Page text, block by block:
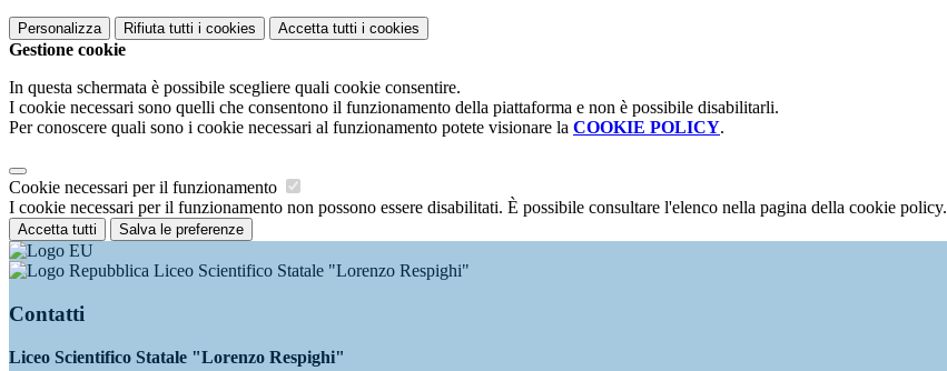
Personalizza Rifiuta tutti i cookies Accetta tutti i cookies
Gestione cookie
In questa schermata è possibile scegliere quali cookie consentire.
I cookie necessari sono quelli che consentono il funzionamento della piattaforma e non è possibile disabilitarli.
Per conoscere quali sono i cookie necessari al funzionamento potete visionare la COOKIE POLICY.
Cookie necessari per il funzionamento
I cookie necessari per il funzionamento non possono essere disabilitati. È possibile consultare l'elenco nella pagina della cookie policy.
Accetta tutti Salva le preferenze
Liceo Scientifico Statale "Lorenzo Respighi"
Contatti
Liceo Scientifico Statale "Lorenzo Respighi"